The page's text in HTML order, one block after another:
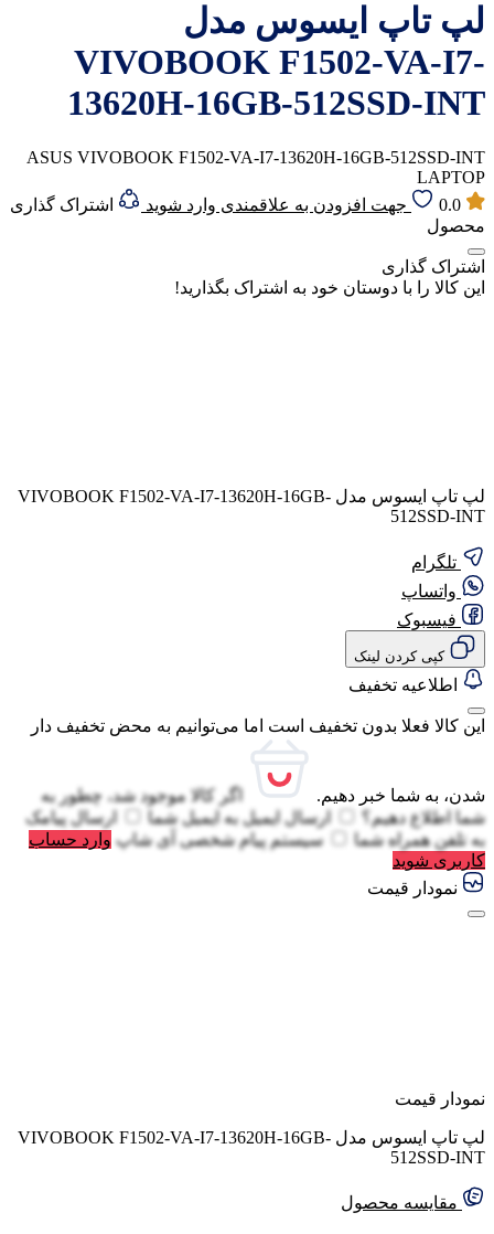
لپ تاپ ایسوس مدل
VIVOBOOK F1502-VA-I7-
13620H-16GB-512SSD-INT
ASUS VIVOBOOK F1502-VA-I7-13620H-16GB-512SSD-INT
LAPTOP
0.0
جهت افزودن به علاقمندی وارد شوید
اشتراک گذاری
محصول
اشتراک گذاری
این کالا را با دوستان خود به اشتراک بگذارید!
لپ تاپ ایسوس مدل VIVOBOOK F1502-VA-I7-13620H-16GB-
512SSD-INT
تلگرام
واتساپ
فیسبوک
کپی کردن لینک
اطلاعیه تخفیف
این کالا فعلا بدون تخفیف است اما می‌توانیم به محض تخفیف دار
شدن، به شما خبر دهیم.
اگر کالا موجود شد، چطور به
شما اطلاع دهیم؟
ارسال ایمیل به ایمیل شما
ارسال پیامک
به تلفن همراه شما سیستم پیام شخصی آی شاپ وارد حساب
کاربری شوید
نمودار قیمت
نمودار قیمت
لپ تاپ ایسوس مدل VIVOBOOK F1502-VA-I7-13620H-16GB-
512SSD-INT
مقایسه محصول